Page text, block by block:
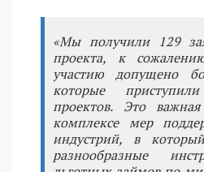
«Мы получили 129
проекта, к
участию допущено
которые
проектов. Это
комплексе мер
индустрий, в
разнообразные